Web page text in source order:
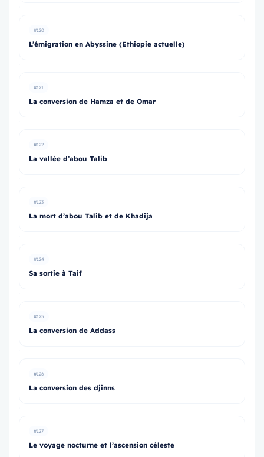
#120
L’émigration en Abyssine (Ethiopie actuelle)
#121
La conversion de Hamza et de Omar
#122
La vallée d’abou Talib
#123
La mort d’abou Talib et de Khadija
#124
Sa sortie à Taif
#125
La conversion de Addass
#126
La conversion des djinns
#127
Le voyage nocturne et l’ascension céleste